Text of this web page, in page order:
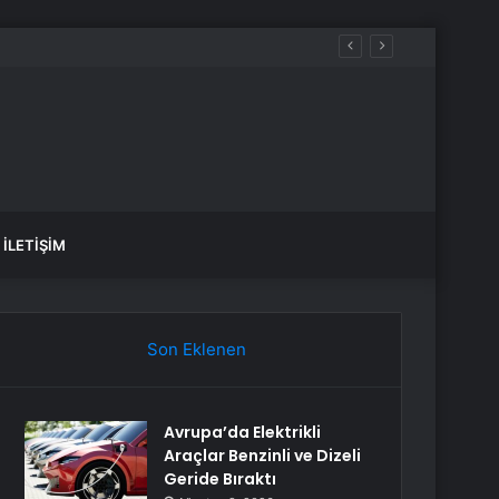
İLETIŞIM
Son Eklenen
Avrupa’da Elektrikli
Araçlar Benzinli ve Dizeli
Geride Bıraktı